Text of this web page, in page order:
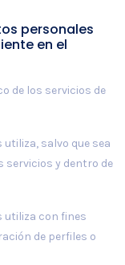
personales
en el
de los servicios de
salvo que sea
servicios y dentro de
utiliza con fines
de perfiles o